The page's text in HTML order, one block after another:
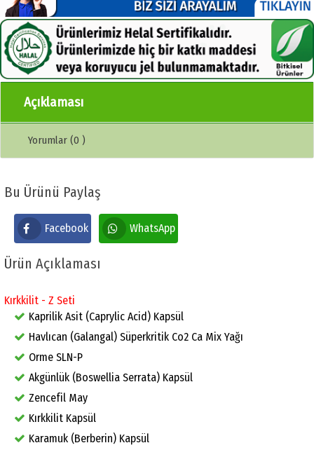
Açıklaması
Yorumlar (0 )
Bu Ürünü Paylaş
Facebook WhatsApp
Ürün Açıklaması
Kırkkilit - Z Seti
Kaprilik Asit (Caprylic Acid) Kapsül
Havlıcan (Galangal) Süperkritik Co2 Ca Mix Yağı
Orme SLN-P
Akgünlük (Boswellia Serrata) Kapsül
Zencefil May
Kırkkilit Kapsül
Karamuk (Berberin) Kapsül